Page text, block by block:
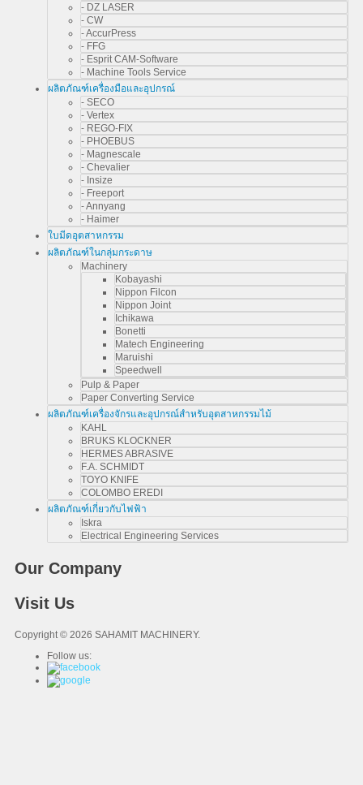
- DZ LASER
- CW
- AccurPress
- FFG
- Esprit CAM-Software
- Machine Tools Service
ผลิตภัณฑ์เครื่องมือและอุปกรณ์
- SECO
- Vertex
- REGO-FIX
- PHOEBUS
- Magnescale
- Chevalier
- Insize
- Freeport
- Annyang
- Haimer
ใบมีดอุตสาหกรรม
ผลิตภัณฑ์ในกลุ่มกระดาษ
Machinery
Kobayashi
Nippon Filcon
Nippon Joint
Ichikawa
Bonetti
Matech Engineering
Maruishi
Speedwell
Pulp & Paper
Paper Converting Service
ผลิตภัณฑ์เครื่องจักรและอุปกรณ์สำหรับอุตสาหกรรมไม้
KAHL
BRUKS KLOCKNER
HERMES ABRASIVE
F.A. SCHMIDT
TOYO KNIFE
COLOMBO EREDI
ผลิตภัณฑ์เกี่ยวกับไฟฟ้า
Iskra
Electrical Engineering Services
Our Company
Visit Us
Copyright © 2026 SAHAMIT MACHINERY.
Follow us: